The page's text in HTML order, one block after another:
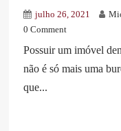
julho 26, 2021
0 Comment
Possuir um imóvel
não é só mais uma
que...